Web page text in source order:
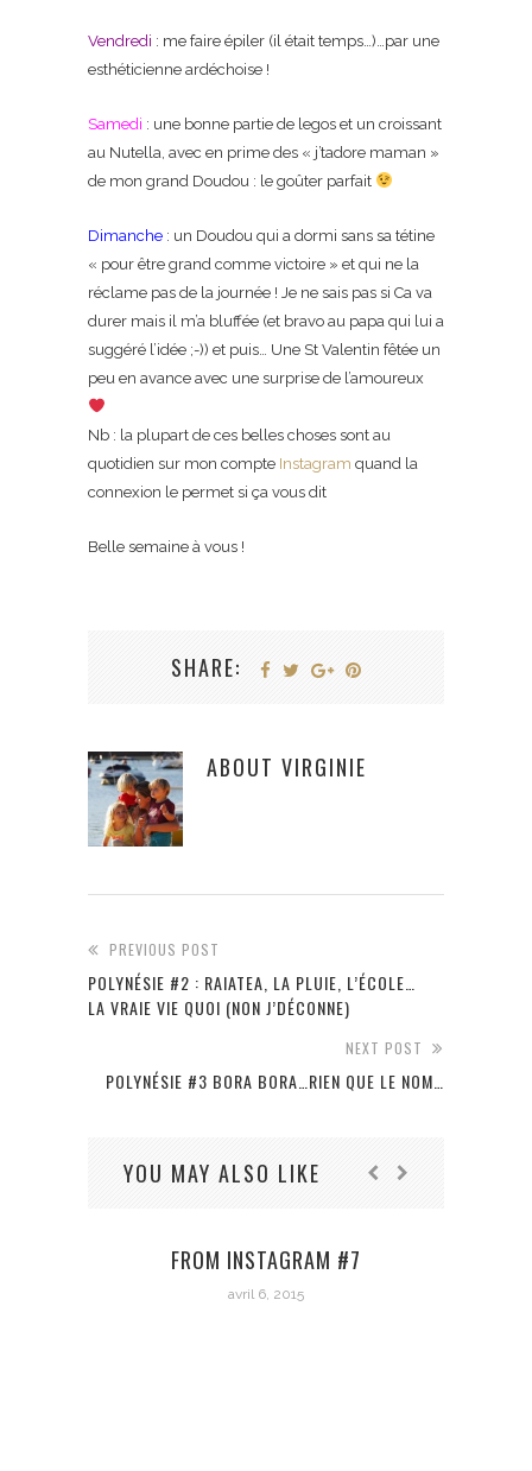
Vendredi : me faire épiler (il était temps…)…par une
esthéticienne ardéchoise !
Samedi : une bonne partie de legos et un croissant
au Nutella, avec en prime des « j’tadore maman »
de mon grand Doudou : le goûter parfait
Dimanche : un Doudou qui a dormi sans sa tétine
« pour être grand comme victoire » et qui ne la
réclame pas de la journée ! Je ne sais pas si Ca va
durer mais il m’a bluffée (et bravo au papa qui lui a
suggéré l’idée ;-)) et puis… Une St Valentin fêtée un
peu en avance avec une surprise de l’amoureux
Nb : la plupart de ces belles choses sont au
quotidien sur mon compte Instagram quand la
connexion le permet si ça vous dit
Belle semaine à vous !
SHARE:
ABOUT VIRGINIE
PREVIOUS POST
POLYNÉSIE #2 : RAIATEA, LA PLUIE, L’ÉCOLE…
LA VRAIE VIE QUOI (NON J’DÉCONNE)
NEXT POST
POLYNÉSIE #3 BORA BORA…RIEN QUE LE NOM…
YOU MAY ALSO LIKE
FROM INSTAGRAM #7
avril 6, 2015